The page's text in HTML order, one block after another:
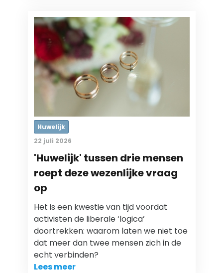
Huwelijk
22 juli 2026
'Huwelijk' tussen drie mensen
roept deze wezenlijke vraag
op
Het is een kwestie van tijd voordat
activisten de liberale ‘logica’
doortrekken: waarom laten we niet toe
dat meer dan twee mensen zich in de
echt verbinden?
Lees meer